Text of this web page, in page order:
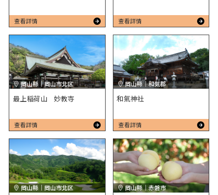
查看詳情 查看詳情
最上稲荷山 妙教寺
岡山縣｜岡山市北区
查看詳情
和氣神社
岡山縣｜和気郡
查看詳情
岡山縣｜岡山市北区 岡山縣｜赤磐市